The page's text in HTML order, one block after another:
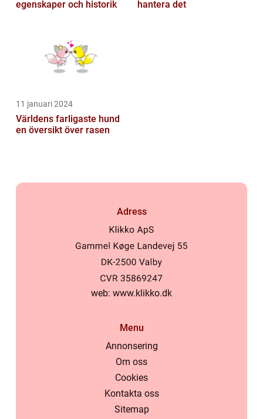
egenskaper och historik
hantera det
11 januari 2024
Världens farligaste hund
en översikt över rasen
Adress
web: www.klikko.dk
Menu
Annonsering
Om oss
Cookies
Kontakta oss
Sitemap